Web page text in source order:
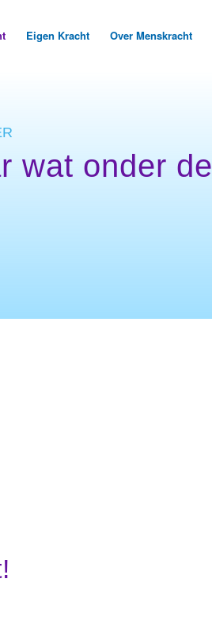
Eigen Kracht Over Menskracht
wat onder de